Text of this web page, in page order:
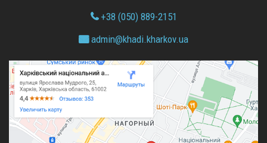
+38 (050) 889-2151
admin@khadi.kharkov.ua